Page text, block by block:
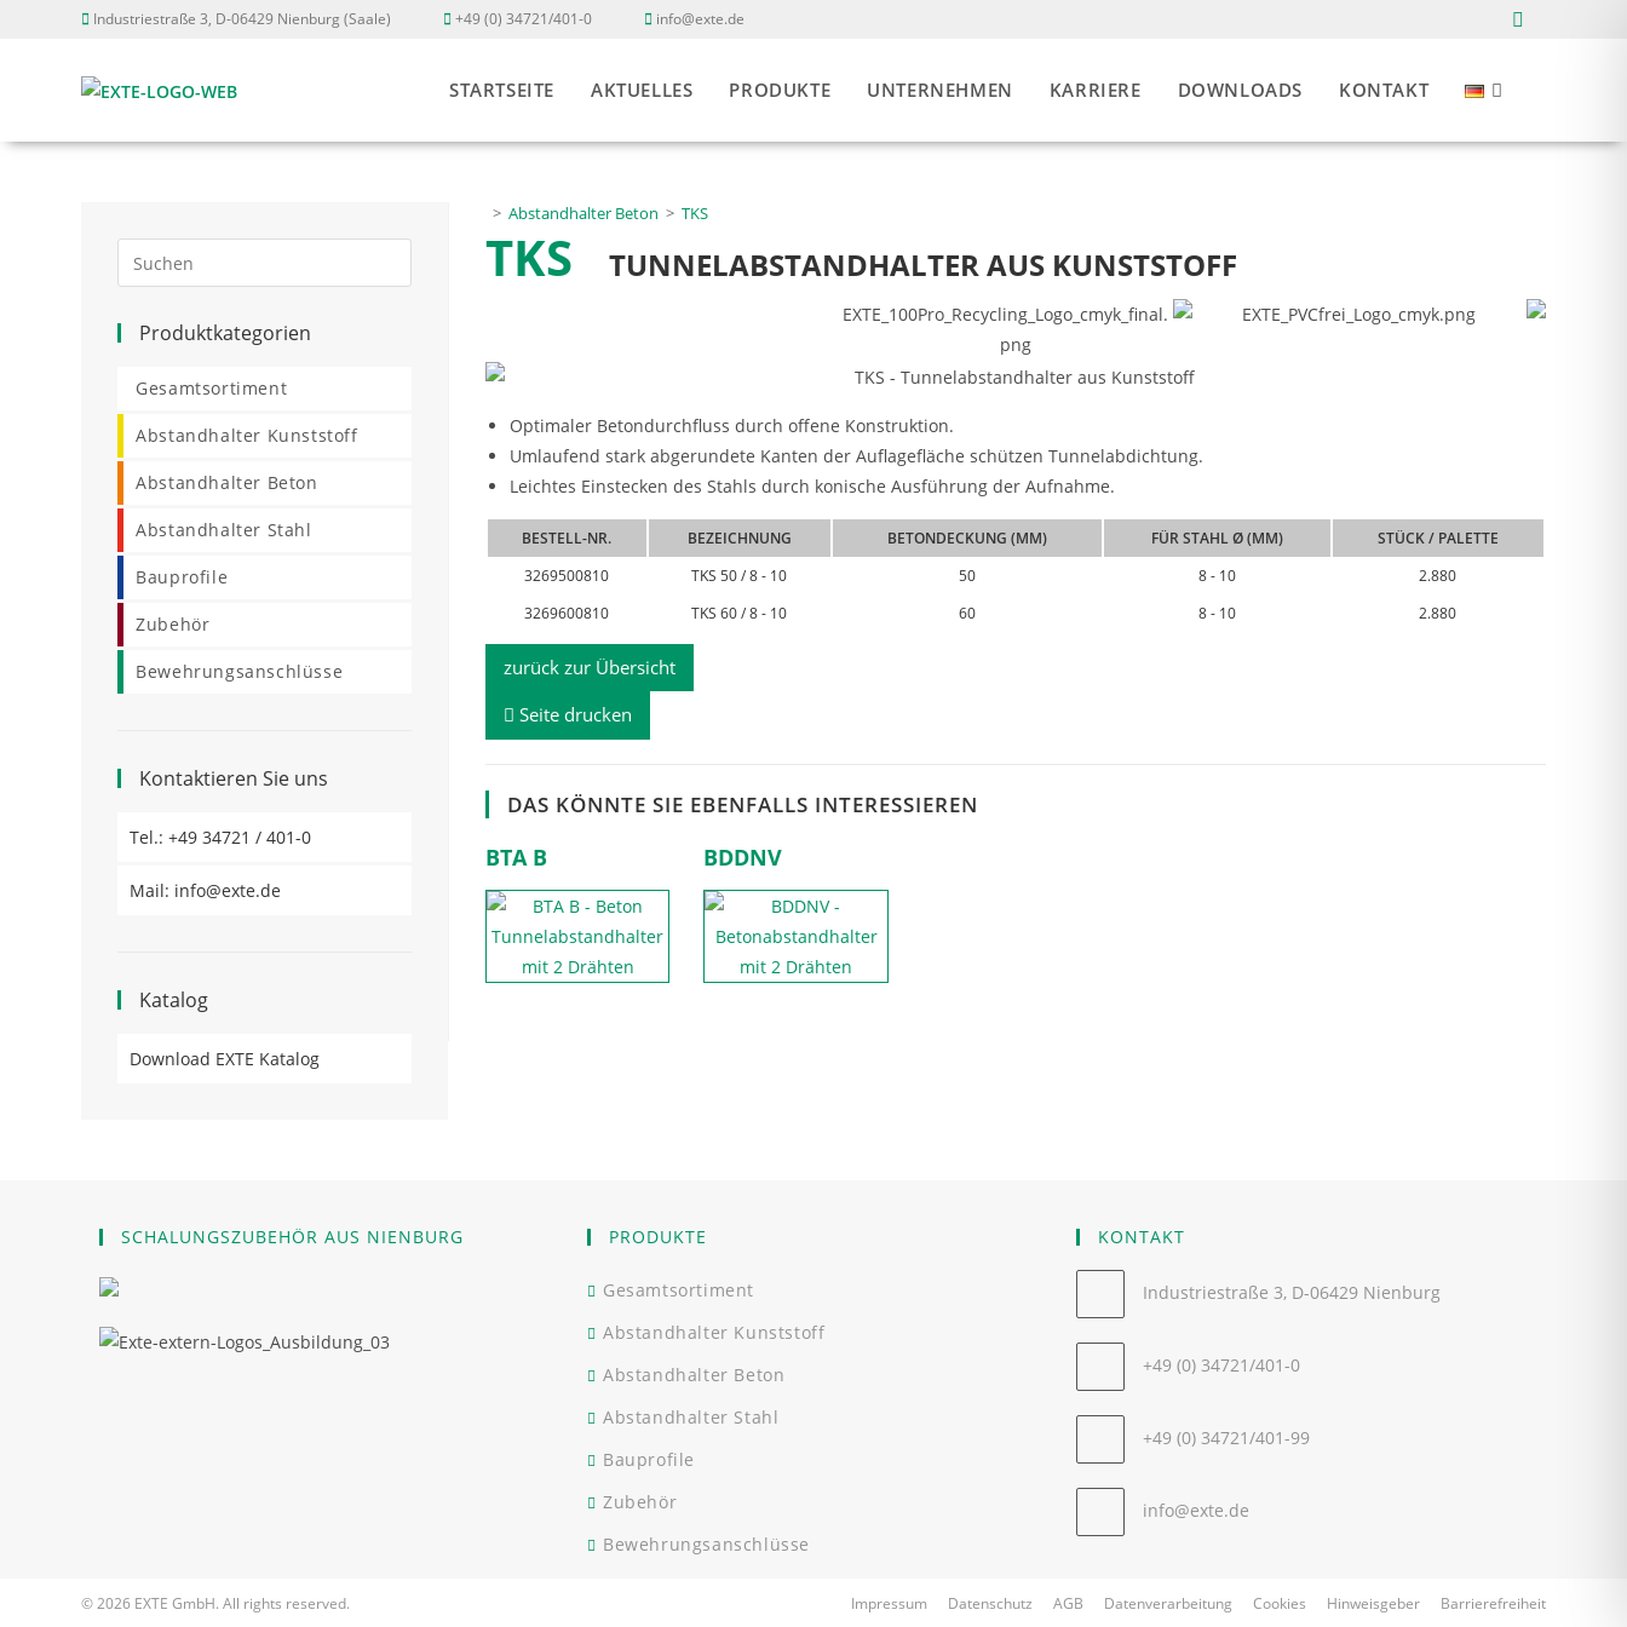
Industriestraße 3, D-06429 Nienburg (Saale) +49 (0) 34721/401-0 info@exte.de
STARTSEITE AKTUELLES PRODUKTE UNTERNEHMEN KARRIERE DOWNLOADS KONTAKT
> Abstandhalter Beton > TKS
TKS TUNNELABSTANDHALTER AUS KUNSTSTOFF
Optimaler Betondurchfluss durch offene Konstruktion.
Umlaufend stark abgerundete Kanten der Auflagefläche schützen Tunnelabdichtung.
Leichtes Einstecken des Stahls durch konische Ausführung der Aufnahme.
BESTELL-NR. BEZEICHNUNG BETONDECKUNG (MM) FÜR STAHL Ø (MM)
STÜCK / PALETTE
3269500810
TKS 50 / 8 - 10 50 8 - 10
2.880
3269600810
TKS 60 / 8 - 10 60 8 - 10 2.880
zurück zur Übersicht
Seite drucken
DAS KÖNNTE SIE EBENFALLS INTERESSIEREN
BTA B BDDNV
Escape
Produktkategorien
Gesamtsortiment
Abstandhalter Kunststoff
Abstandhalter Beton
Abstandhalter Stahl
Bauprofile
Zubehör
Bewehrungsanschlüsse
Kontaktieren Sie uns
Tel.: +49 34721 / 401-0Opens
Mail: info@exte.de
Katalog
Download EXTE KatalogOpens
SCHALUNGSZUBEHÖR AUS NIENBURG PRODUKTE
Gesamtsortiment
Abstandhalter Kunststoff
Abstandhalter Beton
Abstandhalter Stahl
Bauprofile
Zubehör
Bewehrungsanschlüsse
KONTAKT
Industriestraße 3, D-06429 Nienburg
a
tab
+49 (0) 34721/401-0
your
+49 (0) 34721/401-99
info@exte.deOpens
Impressum Datenschutz AGB Datenverarbeitung Cookies Hinweisgeber Barrierefreiheit
© 2026 EXTE GmbH. All rights reserved.